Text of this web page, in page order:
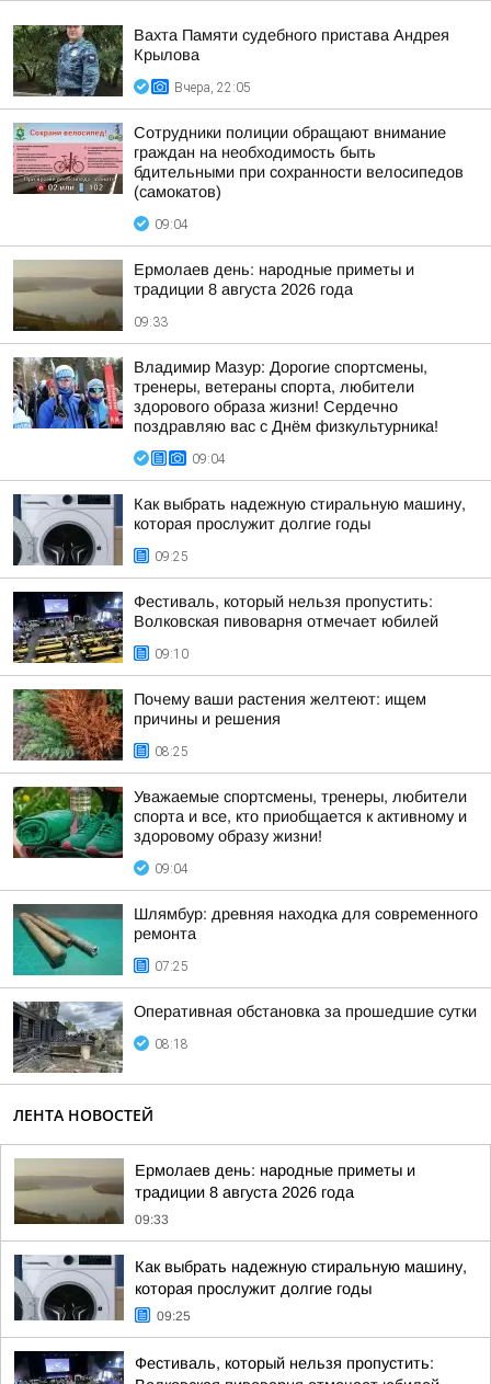
Вахта Памяти судебного пристава Андрея
Крылова
Вчера, 22:05
Сотрудники полиции обращают внимание
граждан на необходимость быть
бдительными при сохранности велосипедов
(самокатов)
09:04
Ермолаев день: народные приметы и
традиции 8 августа 2026 года
09:33
Владимир Мазур: Дорогие спортсмены,
тренеры, ветераны спорта, любители
здорового образа жизни! Сердечно
поздравляю вас с Днём физкультурника!
09:04
Как выбрать надежную стиральную машину,
которая прослужит долгие годы
09:25
Фестиваль, который нельзя пропустить:
Волковская пивоварня отмечает юбилей
09:10
Почему ваши растения желтеют: ищем
причины и решения
08:25
Уважаемые спортсмены, тренеры, любители
спорта и все, кто приобщается к активному и
здоровому образу жизни!
09:04
Шлямбур: древняя находка для современного
ремонта
07:25
Оперативная обстановка за прошедшие сутки
08:18
ЛЕНТА НОВОСТЕЙ
Ермолаев день: народные приметы и
традиции 8 августа 2026 года
09:33
Как выбрать надежную стиральную машину,
которая прослужит долгие годы
09:25
Фестиваль, который нельзя пропустить: